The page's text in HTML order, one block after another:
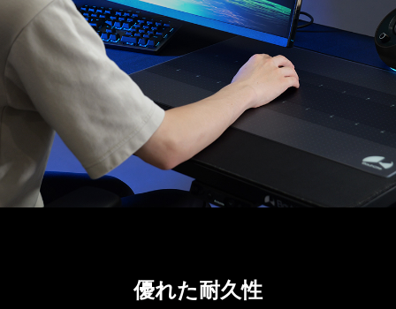
優れた耐久性